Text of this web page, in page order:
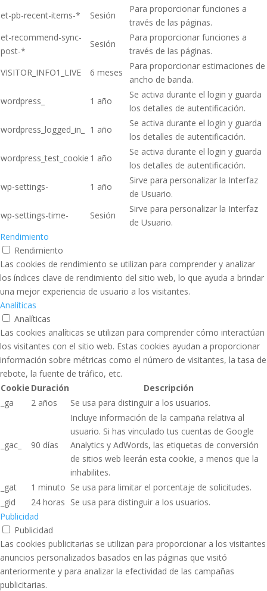
et-pb-recent-items-*
Sesión
Para proporcionar funciones a
través de las páginas.
et-recommend-sync-
post-*
Sesión
Para proporcionar funciones a
través de las páginas.
VISITOR_INFO1_LIVE
6 meses
Para proporcionar estimaciones de
ancho de banda.
wordpress_
1 año
Se activa durante el login y guarda
los detalles de autentificación.
wordpress_logged_in_
1 año
Se activa durante el login y guarda
los detalles de autentificación.
wordpress_test_cookie 1 año
Se activa durante el login y guarda
los detalles de autentificación.
wp-settings-
1 año
Sirve para personalizar la Interfaz
de Usuario.
wp-settings-time-
Sesión
Sirve para personalizar la Interfaz
de Usuario.
Rendimiento
Rendimiento
Las cookies de rendimiento se utilizan para comprender y analizar
los índices clave de rendimiento del sitio web, lo que ayuda a brindar
una mejor experiencia de usuario a los visitantes.
Analíticas
Analíticas
Las cookies analíticas se utilizan para comprender cómo interactúan
los visitantes con el sitio web. Estas cookies ayudan a proporcionar
información sobre métricas como el número de visitantes, la tasa de
rebote, la fuente de tráfico, etc.
Cookie Duración
Descripción
_ga
2 años Se usa para distinguir a los usuarios.
_gac_ 90 días
Incluye información de la campaña relativa al
usuario. Si has vinculado tus cuentas de Google
Analytics y AdWords, las etiquetas de conversión
de sitios web leerán esta cookie, a menos que la
inhabilites.
_gat
1 minuto Se usa para limitar el porcentaje de solicitudes.
_gid
24 horas Se usa para distinguir a los usuarios.
Publicidad
Publicidad
Las cookies publicitarias se utilizan para proporcionar a los visitantes
anuncios personalizados basados ​​en las páginas que visitó
anteriormente y para analizar la efectividad de las campañas
publicitarias.